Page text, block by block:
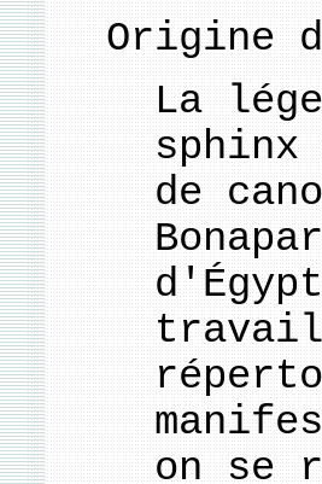
Origine
La
de
travail
on se